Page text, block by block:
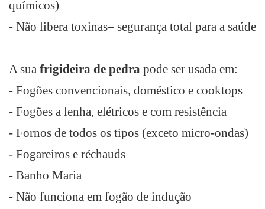
químicos)
- Não libera toxinas– segurança total para a saúde
A sua frigideira de pedra pode ser usada em:
- Fogões convencionais, doméstico e cooktops
- Fogões a lenha, elétricos e com resistência
- Fornos de todos os tipos (exceto micro-ondas)
- Fogareiros e réchauds
- Banho Maria
- Não funciona em fogão de indução